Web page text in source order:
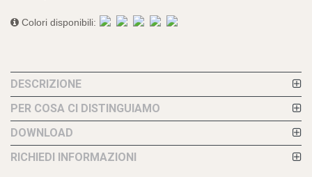
Colori disponibili:
DESCRIZIONE
PER COSA CI DISTINGUIAMO
DOWNLOAD
RICHIEDI INFORMAZIONI